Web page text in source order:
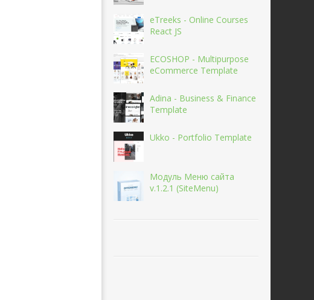
eTreeks - Online Courses
React JS
ECOSHOP - Multipurpose
eCommerce Template
Adina - Business & Finance
Template
Ukko - Portfolio Template
Модуль Меню сайта
v.1.2.1 (SiteMenu)